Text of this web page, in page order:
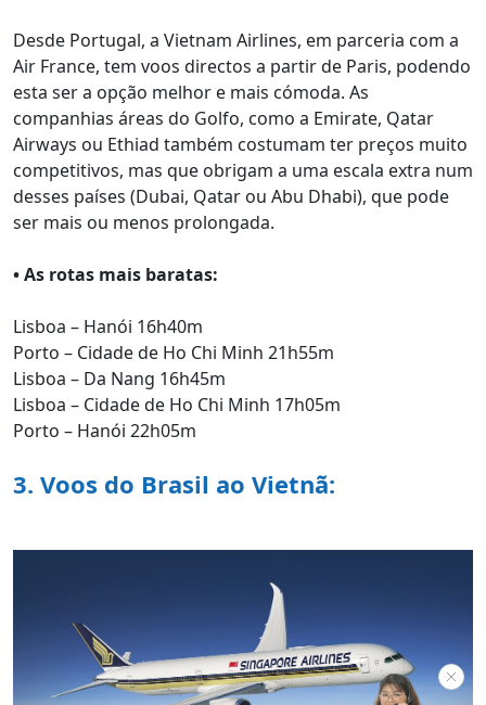
Desde Portugal, a Vietnam Airlines, em parceria com a
Air France, tem voos directos a partir de Paris, podendo
esta ser a opção melhor e mais cómoda. As
companhias áreas do Golfo, como a Emirate, Qatar
Airways ou Ethiad também costumam ter preços muito
competitivos, mas que obrigam a uma escala extra num
desses países (Dubai, Qatar ou Abu Dhabi), que pode
ser mais ou menos prolongada.
• As rotas mais baratas:
Lisboa – Hanói 16h40m
Porto – Cidade de Ho Chi Minh 21h55m
Lisboa – Da Nang 16h45m
Lisboa – Cidade de Ho Chi Minh 17h05m
Porto – Hanói 22h05m
3. Voos do Brasil ao Vietnã: